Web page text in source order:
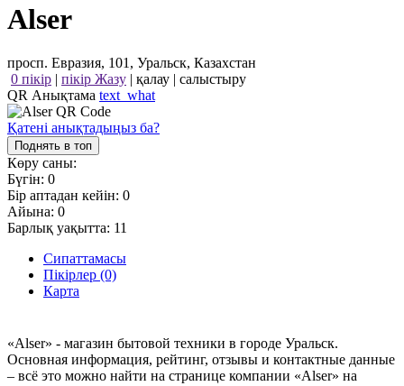
Alser
просп. Евразия, 101, Уральск, Казахстан
0 пікір | пікір Жазу | қалау | салыстыру
QR Анықтама text_what
Қатені анықтадыңыз ба?
Поднять в топ
Көру саны:
Бүгін: 0
Бір аптадан кейін: 0
Айына: 0
Барлық уақытта: 11
Сипаттамасы
Пікірлер (0)
Карта
«Alser» - магазин бытовой техники в городе Уральск.
Основная информация, рейтинг, отзывы и контактные данные
– всё это можно найти на странице компании «Alser» на